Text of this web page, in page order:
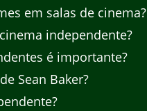
em salas de cinema?
independente?
é importante?
Sean Baker?